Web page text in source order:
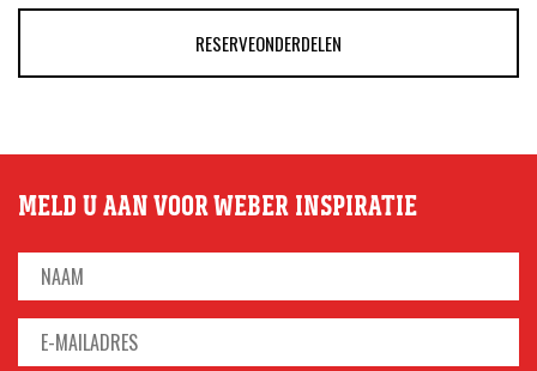
RESERVEONDERDELEN
MELD U AAN VOOR WEBER INSPIRATIE